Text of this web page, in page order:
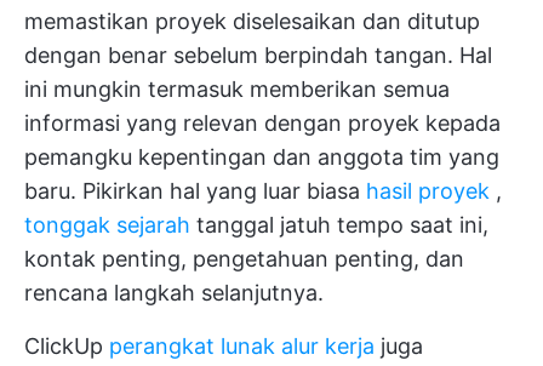
memastikan proyek diselesaikan dan ditutup
dengan benar sebelum berpindah tangan. Hal
ini mungkin termasuk memberikan semua
informasi yang relevan dengan proyek kepada
pemangku kepentingan dan anggota tim yang
baru. Pikirkan hal yang luar biasa hasil proyek ,
tonggak sejarah tanggal jatuh tempo saat ini,
kontak penting, pengetahuan penting, dan
rencana langkah selanjutnya.
ClickUp perangkat lunak alur kerja juga